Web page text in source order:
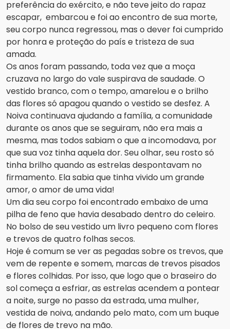
preferência do exército, e não teve jeito do rapaz
escapar, embarcou e foi ao encontro de sua morte,
seu corpo nunca regressou, mas o dever foi cumprido
por honra e proteção do país e tristeza de sua
amada.
Os anos foram passando, toda vez que a moça
cruzava no largo do vale suspirava de saudade. O
vestido branco, com o tempo, amarelou e o brilho
das flores só apagou quando o vestido se desfez. A
Noiva continuava ajudando a família, a comunidade
durante os anos que se seguiram, não era mais a
mesma, mas todos sabiam o que a incomodava, por
que sua voz tinha aquela dor. Seu olhar, seu rosto só
tinha brilho quando as estrelas despontavam no
firmamento. Ela sabia que tinha vivido um grande
amor, o amor de uma vida!
Um dia seu corpo foi encontrado embaixo de uma
pilha de feno que havia desabado dentro do celeiro.
No bolso de seu vestido um livro pequeno com flores
e trevos de quatro folhas secos.
Hoje é comum se ver as pegadas sobre os trevos, que
vem de repente e somem, marcas de trevos pisados
e flores colhidas. Por isso, que logo que o braseiro do
sol começa a esfriar, as estrelas acendem a pontear
a noite, surge no passo da estrada, uma mulher,
vestida de noiva, andando pelo mato, com um buque
de flores de trevo na mão.